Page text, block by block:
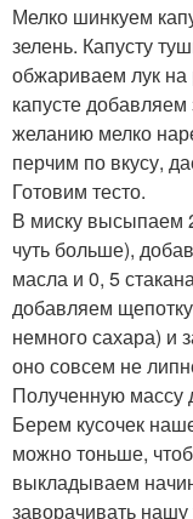
Мелко шинкуем
зелень. Капусту
обжариваем лук на
капусте
желанию мелко
перчим по вкусу,
Готовим тесто.
В миску высыпаем
чуть больше),
масла и 0, 5
добавляем
немного сахара) и
оно совсем не
Полученную массу
Берем кусочек
можно тоньше,
выкладываем
заворачивать